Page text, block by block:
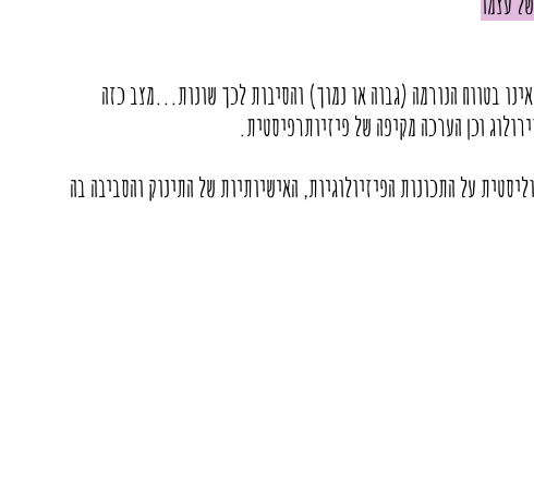
בטווח הנורמה (גבוה או נמוך) והסיבות לכך שונות...מצב כזה
וכן הערכה מקיפה של פיזיותרפיסטית.
על התכונות הפיזיולוגיות, האישיותיות של התינוק והסביבה בה